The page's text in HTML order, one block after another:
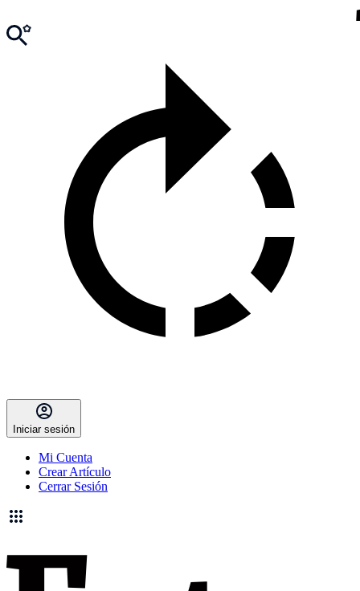
Iniciar sesión
Mi Cuenta
Crear Artículo
Cerrar Sesión